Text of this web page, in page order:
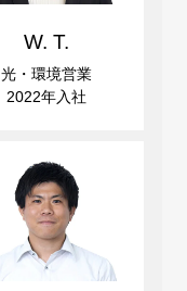
W. T.
光・環境営業
2022年入社